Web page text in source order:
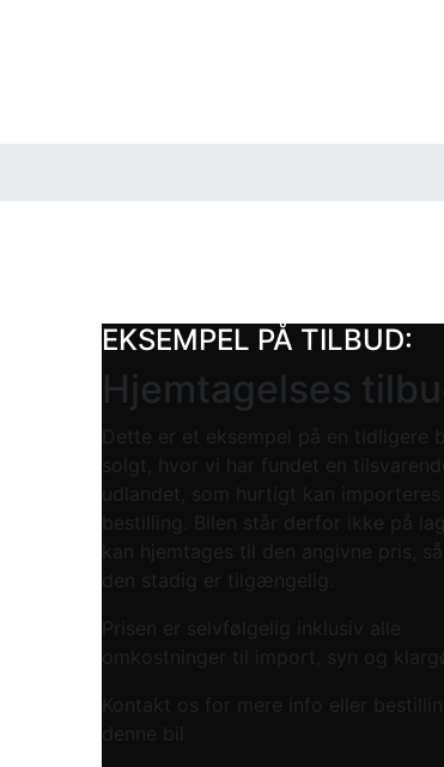
EKSEMPEL PÅ TILBUD:
Hjemtagelses
Dette er et eksempel på en tidligere
solgt, hvor vi har fundet en
udlandet, som hurtigt kan importeres
bestilling. Bilen står derfor ikke på
kan hjemtages til den angivne pris,
den stadig er tilgængelig.
Prisen er selvfølgelig inklusiv alle
omkostninger til import, syn og
Kontakt os for mere info eller
denne bil